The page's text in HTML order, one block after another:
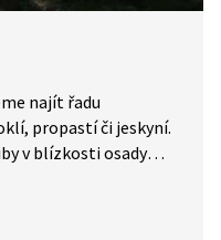
najít řadu
propastí či jeskyní.
v blízkosti osady
útvar Broumovska,